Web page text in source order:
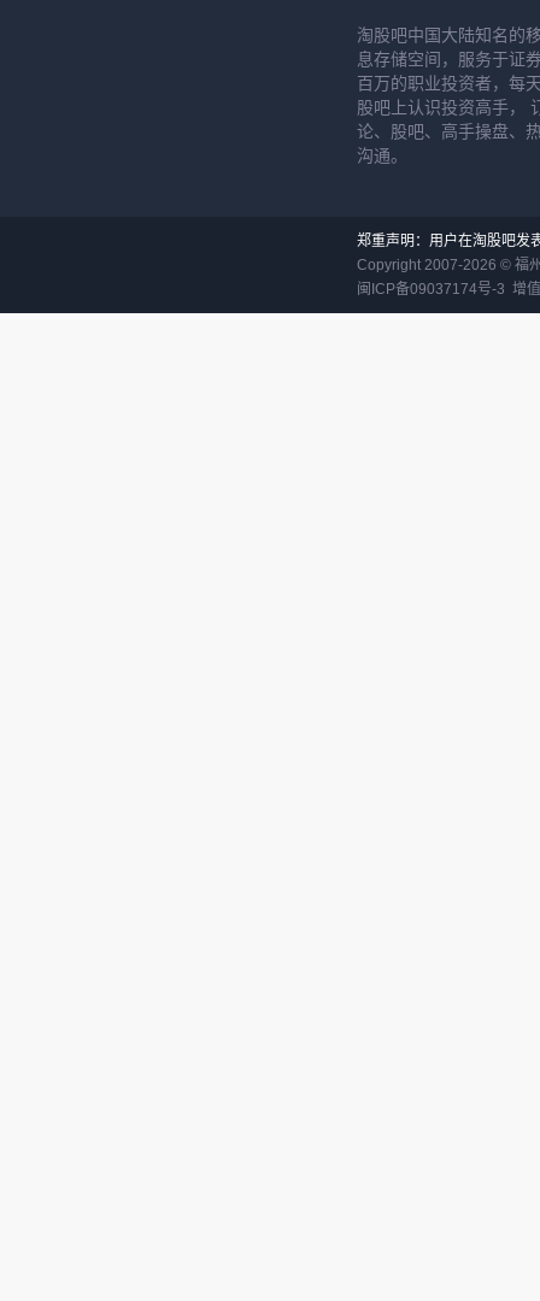
淘股吧中国大陆知名的
息存储空间，服务于证
百万的职业投资者，每
股吧上认识投资高手，
论、股吧、高手操盘、
沟通。
郑重声明：用户在淘股吧发
Copyright 2007-2026 © 福
闽ICP备09037174号-3 增